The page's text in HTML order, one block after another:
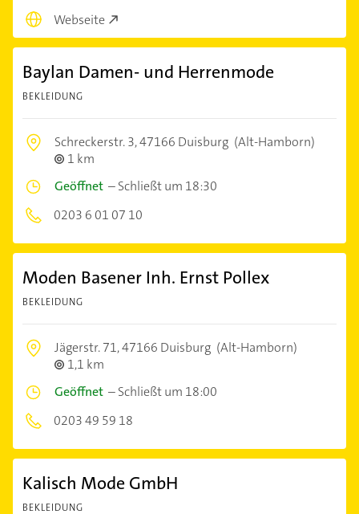
Webseite
Baylan Damen- und Herrenmode
BEKLEIDUNG
Schreckerstr. 3,47166 Duisburg (Alt-Hamborn)
1 km
Geöffnet –Schließt um 18:30
0203 6 01 07 10
Moden Basener Inh. Ernst Pollex
BEKLEIDUNG
Jägerstr. 71,47166 Duisburg (Alt-Hamborn)
1,1 km
Geöffnet –Schließt um 18:00
0203 49 59 18
Kalisch Mode GmbH
BEKLEIDUNG